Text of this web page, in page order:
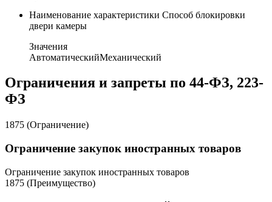
Наименование характеристики Способ блокировки
двери камеры
Значения
АвтоматическийМеханический
Ограничения и запреты по 44-ФЗ, 223-
ФЗ
1875 (Ограничение)
Ограничение закупок иностранных товаров
Ограничение закупок иностранных товаров
1875 (Преимущество)